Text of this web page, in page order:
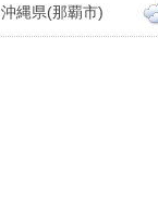
27日11:55
沖縄県(那覇市)